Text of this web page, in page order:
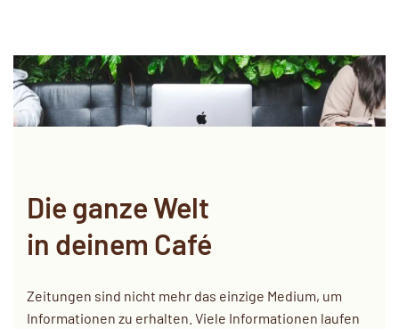
Die ganze Welt
in deinem Café
Zeitungen sind nicht mehr das einzige Medium, um
Informationen zu erhalten. Viele Informationen laufen